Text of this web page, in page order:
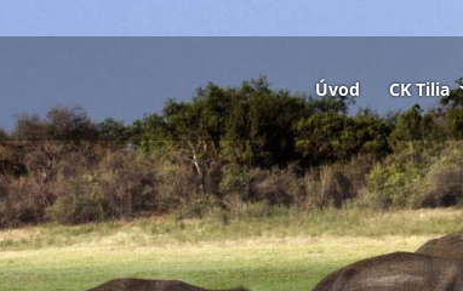
Úvod CK Tilia